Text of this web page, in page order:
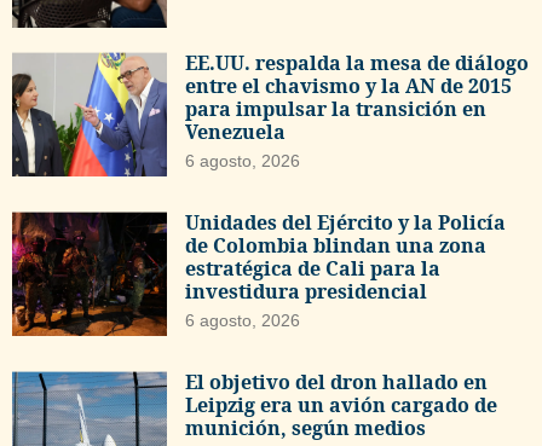
EE.UU. respalda la mesa de diálogo
entre el chavismo y la AN de 2015
para impulsar la transición en
Venezuela
6 agosto, 2026
Unidades del Ejército y la Policía
de Colombia blindan una zona
estratégica de Cali para la
investidura presidencial
6 agosto, 2026
El objetivo del dron hallado en
Leipzig era un avión cargado de
munición, según medios